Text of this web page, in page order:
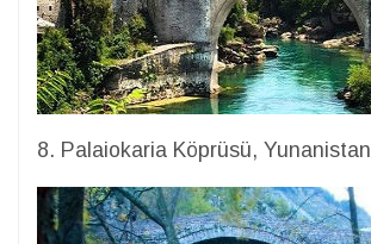
8. Palaiokaria Köprüsü, Yunanistan